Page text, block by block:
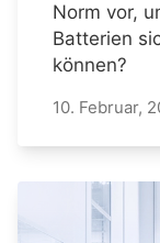
Norm vor,
Batterien
können?
10. Februar,